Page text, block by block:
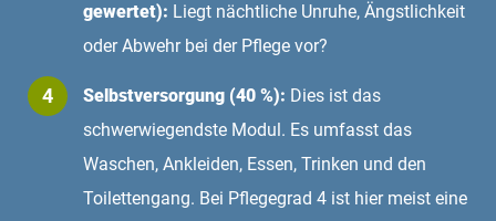
gewertet): Liegt nächtliche Unruhe, Ängstlichkeit
oder Abwehr bei der Pflege vor?
Selbstversorgung (40 %): Dies ist das
schwerwiegendste Modul. Es umfasst das
Waschen, Ankleiden, Essen, Trinken und den
Toilettengang. Bei Pflegegrad 4 ist hier meist eine